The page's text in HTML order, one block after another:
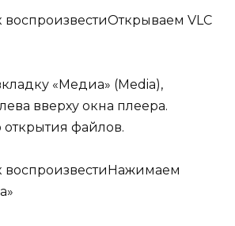
Открываем VLC
«Медиа» (Media),
вверху окна плеера.
файлов.
Нажимаем